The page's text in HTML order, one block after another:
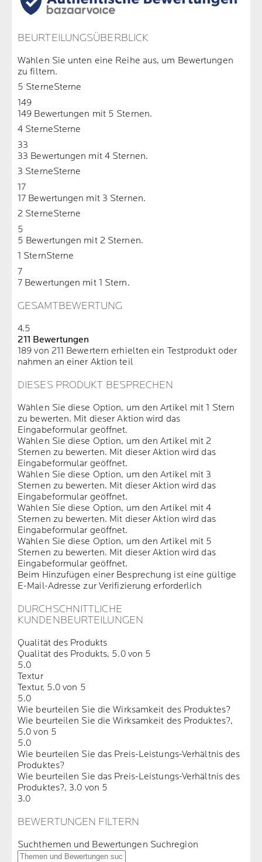
BEURTEILUNGSÜBERBLICK
Wählen Sie unten eine Reihe aus, um Bewertungen
zu filtern.
5 SterneSterne
149
149 Bewertungen mit 5 Sternen.
4 SterneSterne
33
33 Bewertungen mit 4 Sternen.
3 SterneSterne
17
17 Bewertungen mit 3 Sternen.
2 SterneSterne
5
5 Bewertungen mit 2 Sternen.
1 SternSterne
7
7 Bewertungen mit 1 Stern.
GESAMTBEWERTUNG
4.5
211 Bewertungen
189 von 211 Bewertern erhielten ein Testprodukt oder
nahmen an einer Aktion teil
DIESES PRODUKT BESPRECHEN
Wählen Sie diese Option, um den Artikel mit 1 Stern
zu bewerten. Mit dieser Aktion wird das
Eingabeformular geöffnet.
Wählen Sie diese Option, um den Artikel mit 2
Sternen zu bewerten. Mit dieser Aktion wird das
Eingabeformular geöffnet.
Wählen Sie diese Option, um den Artikel mit 3
Sternen zu bewerten. Mit dieser Aktion wird das
Eingabeformular geöffnet.
Wählen Sie diese Option, um den Artikel mit 4
Sternen zu bewerten. Mit dieser Aktion wird das
Eingabeformular geöffnet.
Wählen Sie diese Option, um den Artikel mit 5
Sternen zu bewerten. Mit dieser Aktion wird das
Eingabeformular geöffnet.
Beim Hinzufügen einer Besprechung ist eine gültige
E-Mail-Adresse zur Verifizierung erforderlich
DURCHSCHNITTLICHE
KUNDENBEURTEILUNGEN
Qualität des Produkts
Qualität des Produkts, 5.0 von 5
5.0
Textur
Textur, 5.0 von 5
5.0
Wie beurteilen Sie die Wirksamkeit des Produktes?
Wie beurteilen Sie die Wirksamkeit des Produktes?,
5.0 von 5
5.0
Wie beurteilen Sie das Preis-Leistungs-Verhältnis des
Produktes?
Wie beurteilen Sie das Preis-Leistungs-Verhältnis des
Produktes?, 3.0 von 5
3.0
BEWERTUNGEN FILTERN
Suchthemen und Bewertungen Suchregion